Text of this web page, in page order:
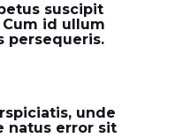
suscipit
id ullum
persequeris.
unde
natus error sit